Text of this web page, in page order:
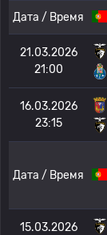
Дата / Время
21.03.2026
21:00
16.03.2026
23:15
Дата / Время
15.03.2026